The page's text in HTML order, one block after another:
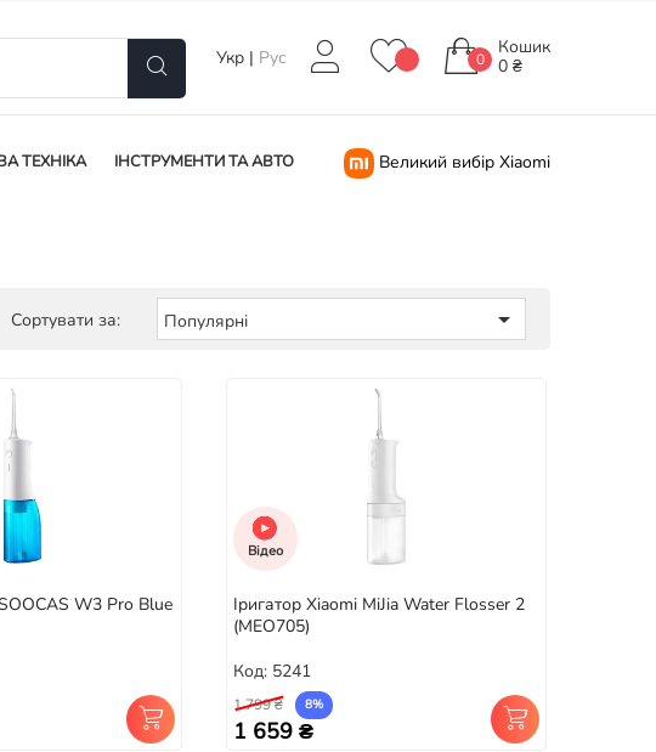
Укр | Рус 0
Кошик
0 ₴
ТЕХНІКА ІНСТРУМЕНТИ ТА АВТО Великий вибір Xiaomi
Сортувати за: Популярні 
W3 Pro Blue
Відео
Іригатор Xiaomi MiJia Water Flosser 2
(MEO705)
Код: 5241
1 799 ₴ 8%
1 659 ₴